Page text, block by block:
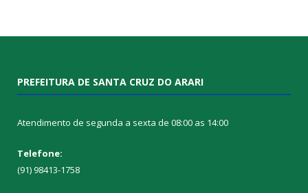
PREFEITURA DE SANTA CRUZ DO ARARI
Atendimento de segunda a sexta de 08:00 as 14:00
Telefone:
(91) 98413-1758